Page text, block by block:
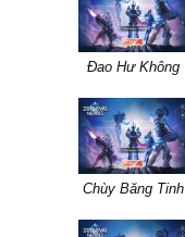
Đao Hư Không
Chùy Băng Tinh